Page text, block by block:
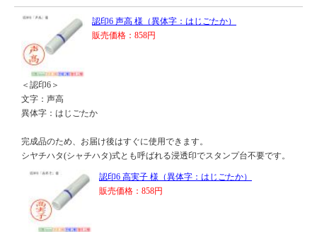
認印6 声高 様（異体字：はじごたか）
販売価格：858円
＜認印6＞
文字：声高
異体字：はじごたか
完成品のため、お届け後はすぐに使用できます。
シヤチハタ(シャチハタ)式とも呼ばれる浸透印でスタンプ台不要です。
認印6 高実子 様（異体字：はじごたか）
販売価格：858円